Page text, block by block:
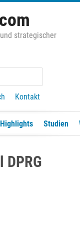
strategischer
Kontakt
Highlights Studien